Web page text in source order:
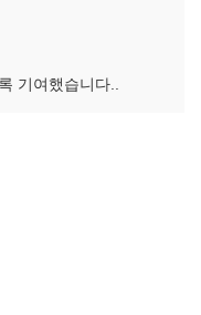
기여했습니다..